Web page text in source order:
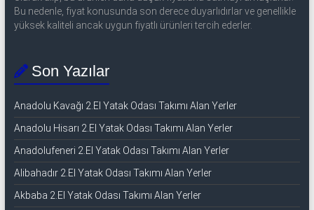
Bu nedenle, fiyat konusunda son derece duyarlıdırlar ve genellikle
yüksek kaliteli ancak uygun fiyatlı ürünleri tercih ederler.
Son Yazılar
Anadolu Kavağı 2.El Yatak Odası Takımı Alan Yerler
Anadolu Hisarı 2.El Yatak Odası Takımı Alan Yerler
Anadolufeneri 2.El Yatak Odası Takımı Alan Yerler
Alibahadır 2.El Yatak Odası Takımı Alan Yerler
Akbaba 2.El Yatak Odası Takımı Alan Yerler